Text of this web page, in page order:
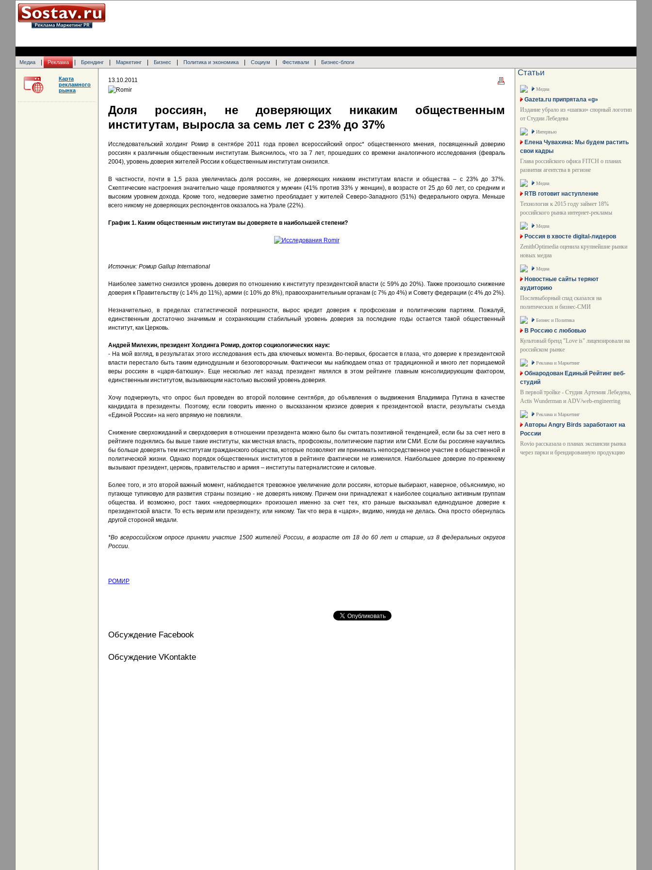
Медиа Реклама Брендинг Маркетинг Бизнес Политика и экономика Социум Фестивали Бизнес-блоги
13.10.2011
Доля россиян, не доверяющих никаким общественным
институтам, выросла за семь лет с 23% до 37%
Исследовательский холдинг Ромир в сентябре 2011 года провел всероссийский опрос* общественного мнения, посвященный доверию
россиян к различным общественным институтам. Выяснилось, что за 7 лет, прошедших со времени аналогичного исследования (февраль
2004), уровень доверия жителей России к общественным институтам снизился.
В частности, почти в 1,5 раза увеличилась доля россиян, не доверяющих никаким институтам власти и общества – с 23% до 37%.
Скептические настроения значительно чаще проявляются у мужчин (41% против 33% у женщин), в возрасте от 25 до 60 лет, со средним и
высоким уровнем дохода. Кроме того, недоверие заметно преобладает у жителей Северо-Западного (51%) федерального округа. Меньше
всего никому не доверяющих респондентов оказалось на Урале (22%).
График 1. Каким общественным институтам вы доверяете в наибольшей степени?
Источник: Ромир Gallup International
Наиболее заметно снизился уровень доверия по отношению к институту президентской власти (с 59% до 20%). Также произошло снижение
доверия к Правительству (с 14% до 11%), армии (с 10% до 8%), правоохранительным органам (с 7% до 4%) и Совету федерации (с 4% до 2%).
Незначительно, в пределах статистической погрешности, вырос кредит доверия к профсоюзам и политическим партиям. Пожалуй,
единственным достаточно значимым и сохраняющим стабильный уровень доверия за последние годы остается такой общественный
институт, как Церковь.
Андрей Милехин, президент Холдинга Ромир, доктор социологических наук:
- На мой взгляд, в результатах этого исследования есть два ключевых момента. Во-первых, бросается в глаза, что доверие к президентской
власти перестало быть таким единодушным и безоговорочным. Фактически мы наблюдаем отказ от традиционной и много лет порицаемой
веры россиян в «царя-батюшку». Еще несколько лет назад президент являлся в этом рейтинге главным консолидирующим фактором,
единственным институтом, вызывающим настолько высокий уровень доверия.
Хочу подчеркнуть, что опрос был проведен во второй половине сентября, до объявления о выдвижения Владимира Путина в качестве
кандидата в президенты. Поэтому, если говорить именно о высказанном кризисе доверия к президентской власти, результаты съезда
«Единой России» на него впрямую не повлияли.
Снижение сверхожиданий и сверхдоверия в отношении президента можно было бы считать позитивной тенденцией, если бы за счет него в
рейтинге поднялись бы выше такие институты, как местная власть, профсоюзы, политические партии или СМИ. Если бы россияне научились
бы больше доверять тем институтам гражданского общества, которые позволяют им принимать непосредственное участие в общественной и
политической жизни. Однако порядок общественных институтов в рейтинге фактически не изменился. Наибольшее доверие по-прежнему
вызывают президент, церковь, правительство и армия – институты патерналистские и силовые.
Более того, и это второй важный момент, наблюдается тревожное увеличение доли россиян, которые выбирают, наверное, объяснимую, но
пугающе тупиковую для развития страны позицию - не доверять никому. Причем они принадлежат к наиболее социально активным группам
общества. И возможно, рост таких «недоверяющих» произошел именно за счет тех, кто раньше высказывал единодушное доверие к
президентской власти. То есть верим или президенту, или никому. Так что вера в «царя», видимо, никуда не делась. Она просто обернулась
другой стороной медали.
*Во всероссийском опросе приняли участие 1500 жителей России, в возрасте от 18 до 60 лет и старше, из 8 федеральных округов
России.
РОМИР
Обсуждение Facebook
Обсуждение VKontakte
Карта
рекламного
рынка
Статьи
Медиа
Gazeta.ru припрятала «g»
Издание убрало из «шапки» спорный логотип
от Студии Лебедева
Интервью
Елена Чувахина: Мы будем растить
свои кадры
Глава российского офиса FITCH о планах
развития агентства в регионе
Медиа
RTB готовит наступление
Технология к 2015 году займет 18%
российского рынка интернет-рекламы
Медиа
Россия в хвосте digital-лидеров
ZenithOptimedia оценила крупнейшие рынки
новых медиа
Медиа
Новостные сайты теряют
аудиторию
Послевыборный спад сказался на
политических и бизнес-СМИ
Бизнес и Политика
В Россию с любовью
Культовый бренд "Love is" лицензировали на
российском рынке
Реклама и Маркетинг
Обнародован Единый Рейтинг веб-
студий
В первой тройке - Студия Артемия Лебедева,
Actis Wunderman и ADV/web-engineering
Реклама и Маркетинг
Авторы Angry Birds заработают на
России
Rovio рассказала о планах экспансии рынка
через парки и брендированную продукцию